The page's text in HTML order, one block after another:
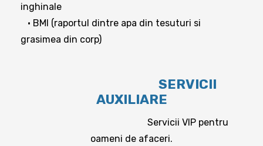
inghinale
• BMI (raportul dintre apa din tesuturi si
grasimea din corp)
SERVICII
AUXILIARE
Servicii VIP pentru
oameni de afaceri.